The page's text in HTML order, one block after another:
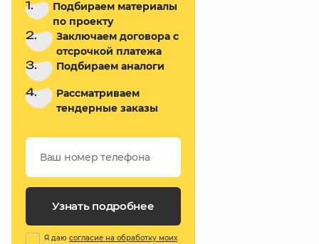
1.
Подбираем материалы
по проекту
2.
Заключаем договора с
отсрочкой платежа
3. Подбираем аналоги
4.
Рассматриваем
тендерные заказы
Узнать подробнее
Я даю согласие на обработку моих